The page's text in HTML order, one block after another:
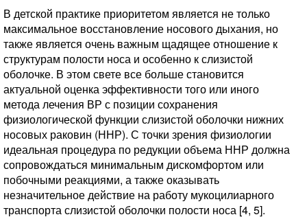
В детской практике приоритетом является не только
максимальное восстановление носового дыхания, но
также является очень важным щадящее отношение к
структурам полости носа и особенно к слизистой
оболочке. В этом свете все больше становится
актуальной оценка эффективности того или иного
метода лечения ВР с позиции сохранения
физиологической функции слизистой оболочки нижних
носовых раковин (ННР). С точки зрения физиологии
идеальная процедура по редукции объема ННР должна
сопровождаться минимальным дискомфортом или
побочными реакциями, а также оказывать
незначительное действие на работу мукоцилиарного
транспорта слизистой оболочки полости носа [4, 5].